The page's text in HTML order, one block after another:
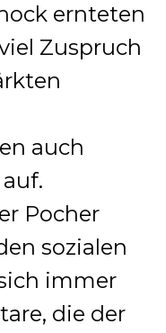
ernteten
Zuspruch
auch
Pocher
sozialen
immer
die der